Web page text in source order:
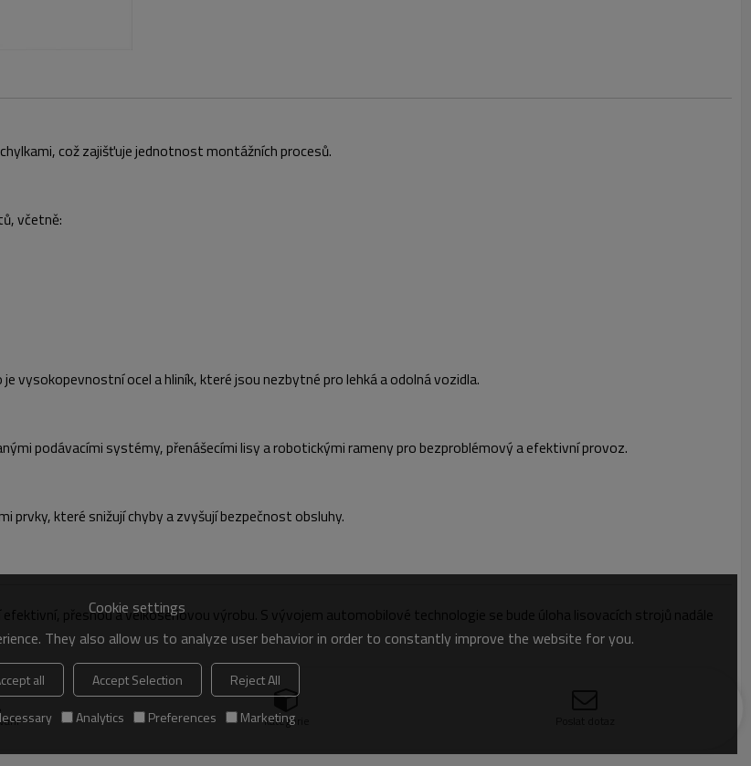
což zajišťuje jednotnost montážních procesů.
včetně:
vysokopevnostní ocel a hliník, které jsou nezbytné pro lehká a odolná vozidla.
podávacími systémy, přenášecími lisy a robotickými rameny pro bezproblémový a efektivní provoz.
prvky, které snižují chyby a zvyšují bezpečnost obsluhy.
přesnou a velkosériovou výrobu. S vývojem automobilové technologie se bude úloha lisovacích strojů nadále
kategorie
Cookie settings
They also allow us to analyze user behavior in order to constantly improve the website for you.
all Accept Selection
Reject All
Analytics Preferences Marketing